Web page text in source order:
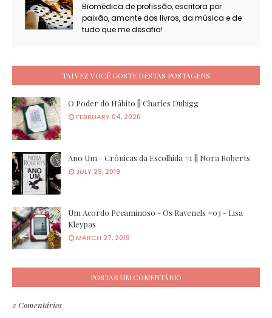
Biomédica de profissão, escritora por
paixão, amante dos livros, da música e de
tudo que me desafia!
TALVEZ VOCÊ GOSTE DESTAS POSTAGENS
O Poder do Hábito || Charles Duhigg
FEBRUARY 04, 2020
Ano Um - Crônicas da Escolhida #1 || Nora Roberts
JULY 29, 2019
Um Acordo Pecaminoso - Os Ravenels #03 - Lisa
Kleypas
MARCH 27, 2019
POSTAR UM COMENTÁRIO
2 Comentários